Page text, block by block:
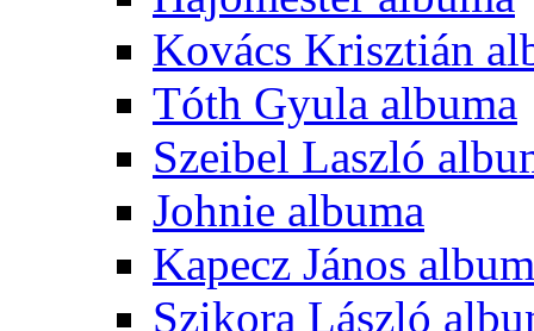
Kovács Krisztián
Tóth Gyula albuma
Szeibel Laszló
Johnie albuma
Kapecz János
Szikora László